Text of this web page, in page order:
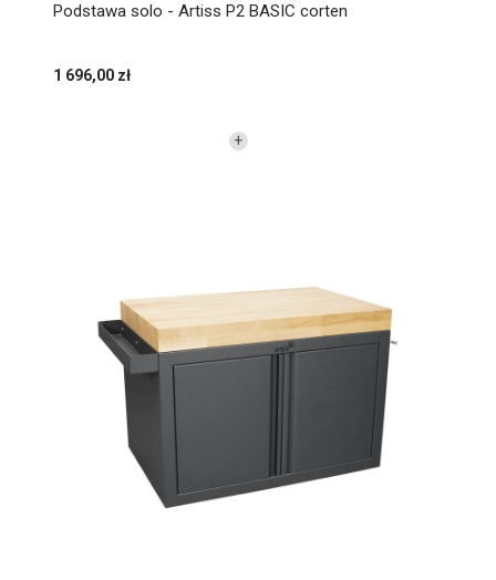
Podstawa solo - Artiss P2 BASIC corten
1 696,00 zł